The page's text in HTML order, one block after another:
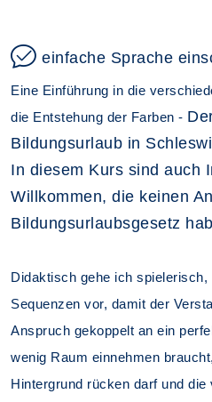
einfache Sprache
Eine Einführung in die
die Entstehung der Farben -
Bildungsurlaub in
In diesem Kurs sind auch
Willkommen, die keinen
Bildungsurlaubsgesetz
Didaktisch gehe ich
Sequenzen vor, damit der
Anspruch gekoppelt an ein
wenig Raum einnehmen
Hintergrund rücken darf und die